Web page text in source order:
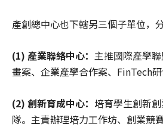
產創總中心也下轄另三個子單位，分
(1) 產業聯絡中心： 主推國際產學
畫案、企業產學合作案、FinTech研
(2) 創新育成中心： 培育學生創新
隊。主責辦理培力工作坊、創業競